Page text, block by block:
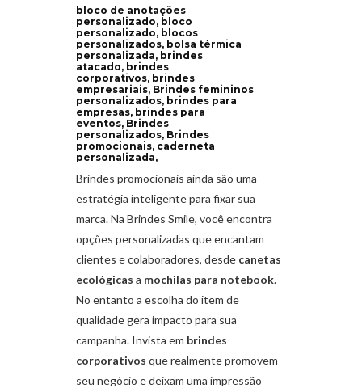
bloco de anotações
personalizado, bloco
personalizado, blocos
personalizados, bolsa térmica
personalizada, brindes
atacado, brindes
corporativos, brindes
empresariais, Brindes femininos
personalizados, brindes para
empresas, brindes para
eventos, Brindes
personalizados, Brindes
promocionais, caderneta
personalizada,
Brindes promocionais ainda são uma
estratégia inteligente para fixar sua
marca. Na Brindes Smile, você encontra
opções personalizadas que encantam
clientes e colaboradores, desde canetas
ecológicas a mochilas para notebook.
No entanto a escolha do item de
qualidade gera impacto para sua
campanha. Invista em brindes
corporativos que realmente promovem
seu negócio e deixam uma impressão